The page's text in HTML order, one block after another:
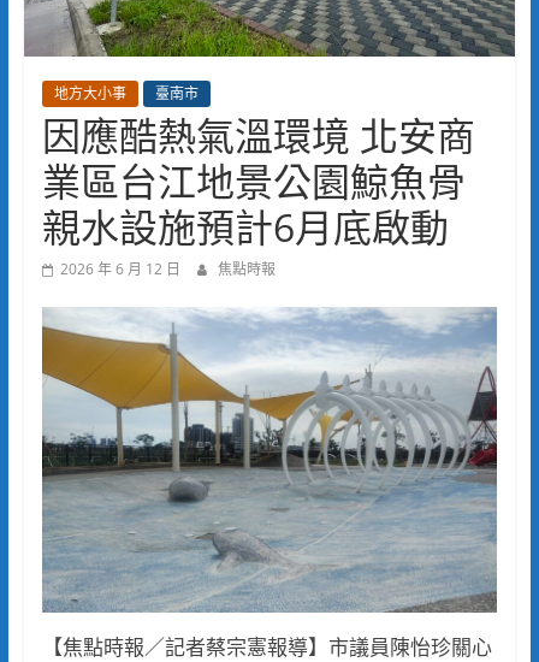
地方大小事 臺南市
因應酷熱氣溫環境 北安商
業區台江地景公園鯨魚骨
親水設施預計6月底啟動
2026 年 6 月 12 日 焦點時報
【焦點時報／記者蔡宗憲報導】市議員陳怡珍關心